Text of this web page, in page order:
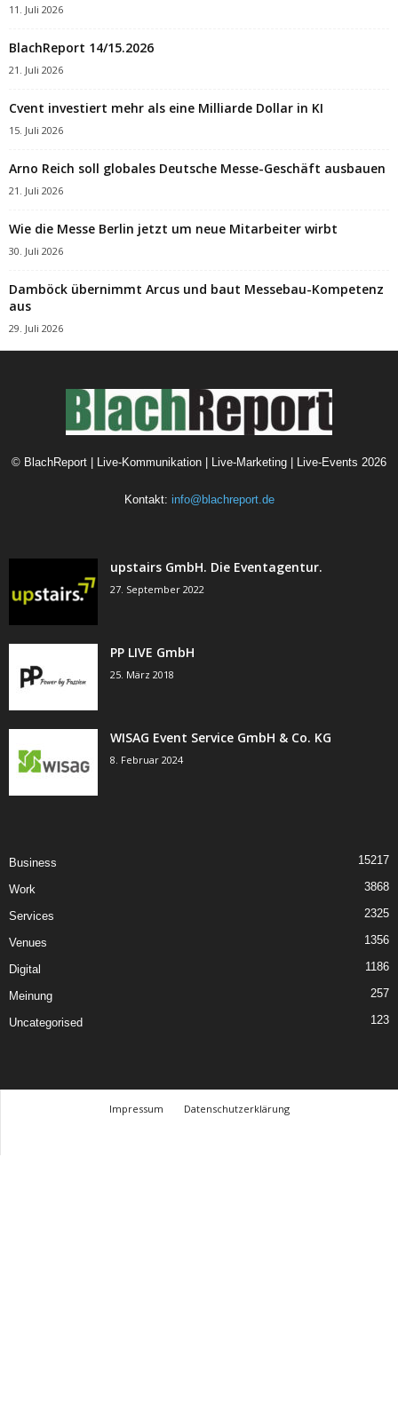
11. Juli 2026
BlachReport 14/15.2026
21. Juli 2026
Cvent investiert mehr als eine Milliarde Dollar in KI
15. Juli 2026
Arno Reich soll globales Deutsche Messe-Geschäft ausbauen
21. Juli 2026
Wie die Messe Berlin jetzt um neue Mitarbeiter wirbt
30. Juli 2026
Damböck übernimmt Arcus und baut Messebau-Kompetenz
aus
29. Juli 2026
© BlachReport | Live-Kommunikation | Live-Marketing | Live-Events 2026
Kontakt: info@blachreport.de
upstairs GmbH. Die Eventagentur.
27. September 2022
PP LIVE GmbH
25. März 2018
WISAG Event Service GmbH & Co. KG
8. Februar 2024
Business 15217
Work 3868
Services 2325
Venues 1356
Digital 1186
Meinung 257
Uncategorised 123
Impressum
Datenschutzerklärung